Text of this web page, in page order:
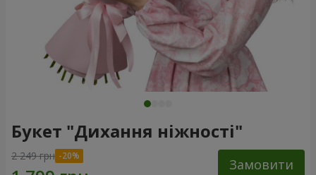
Букет "Дихання ніжності"
2 249 грн
Замовити